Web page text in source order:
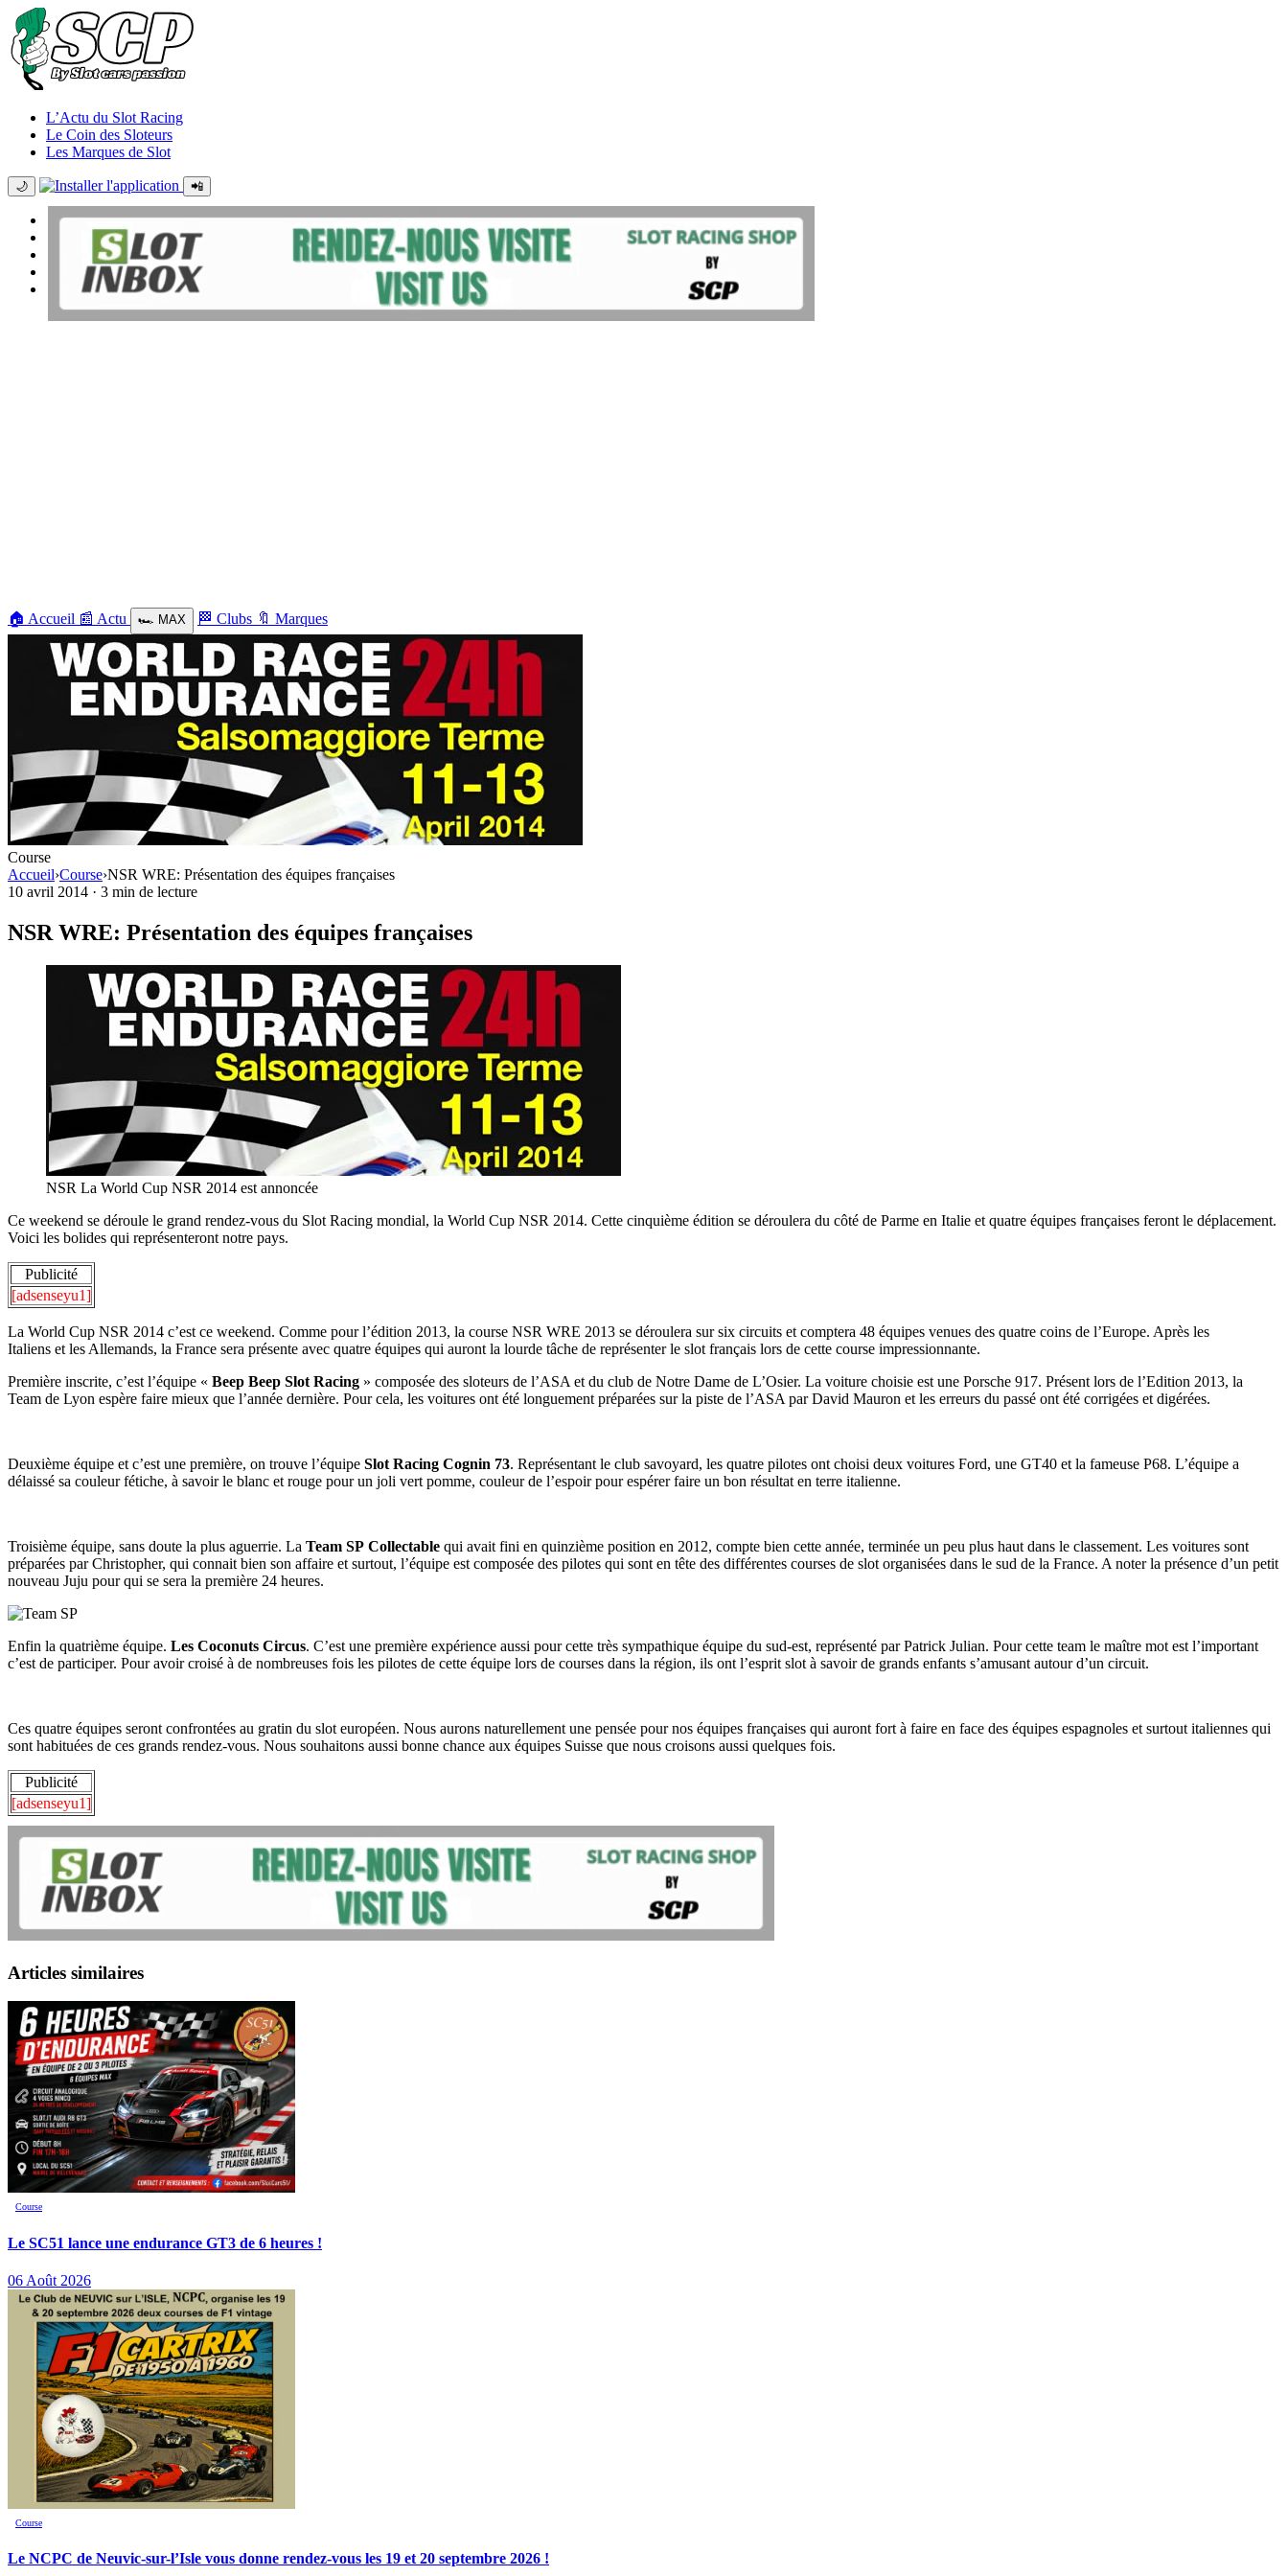
L’Actu du Slot Racing
Le Coin des Sloteurs
Les Marques de Slot
🌙 📲
🏠 Accueil 📰 Actu 🏎️ MAX 🏁 Clubs 🔖 Marques
Course
Accueil›Course›NSR WRE: Présentation des équipes françaises
10 avril 2014 · 3 min de lecture
NSR WRE: Présentation des équipes françaises
NSR La World Cup NSR 2014 est annoncée
Ce weekend se déroule le grand rendez-vous du Slot Racing mondial, la World Cup NSR 2014. Cette cinquième édition se déroulera du côté de Parme en Italie et quatre équipes françaises feront le déplacement.
Voici les bolides qui représenteront notre pays.
Publicité
[adsenseyu1]
La World Cup NSR 2014 c’est ce weekend. Comme pour l’édition 2013, la course NSR WRE 2013 se déroulera sur six circuits et comptera 48 équipes venues des quatre coins de l’Europe. Après les
Italiens et les Allemands, la France sera présente avec quatre équipes qui auront la lourde tâche de représenter le slot français lors de cette course impressionnante.
Première inscrite, c’est l’équipe « Beep Beep Slot Racing » composée des sloteurs de l’ASA et du club de Notre Dame de L’Osier. La voiture choisie est une Porsche 917. Présent lors de l’Edition 2013, la
Team de Lyon espère faire mieux que l’année dernière. Pour cela, les voitures ont été longuement préparées sur la piste de l’ASA par David Mauron et les erreurs du passé ont été corrigées et digérées.
Deuxième équipe et c’est une première, on trouve l’équipe Slot Racing Cognin 73. Représentant le club savoyard, les quatre pilotes ont choisi deux voitures Ford, une GT40 et la fameuse P68. L’équipe a
délaissé sa couleur fétiche, à savoir le blanc et rouge pour un joli vert pomme, couleur de l’espoir pour espérer faire un bon résultat en terre italienne.
Troisième équipe, sans doute la plus aguerrie. La Team SP Collectable qui avait fini en quinzième position en 2012, compte bien cette année, terminée un peu plus haut dans le classement. Les voitures sont
préparées par Christopher, qui connait bien son affaire et surtout, l’équipe est composée des pilotes qui sont en tête des différentes courses de slot organisées dans le sud de la France. A noter la présence d’un petit
nouveau Juju pour qui se sera la première 24 heures.
Enfin la quatrième équipe. Les Coconuts Circus. C’est une première expérience aussi pour cette très sympathique équipe du sud-est, représenté par Patrick Julian. Pour cette team le maître mot est l’important
c’est de participer. Pour avoir croisé à de nombreuses fois les pilotes de cette équipe lors de courses dans la région, ils ont l’esprit slot à savoir de grands enfants s’amusant autour d’un circuit.
Ces quatre équipes seront confrontées au gratin du slot européen. Nous aurons naturellement une pensée pour nos équipes françaises qui auront fort à faire en face des équipes espagnoles et surtout italiennes qui
sont habituées de ces grands rendez-vous. Nous souhaitons aussi bonne chance aux équipes Suisse que nous croisons aussi quelques fois.
Publicité
[adsenseyu1]
Articles similaires
Course
Le SC51 lance une endurance GT3 de 6 heures !
06 Août 2026
Course
Le NCPC de Neuvic-sur-l’Isle vous donne rendez-vous les 19 et 20 septembre 2026 !